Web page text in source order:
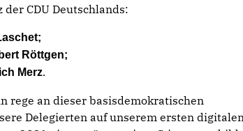
CDU Deutschlands:
Röttgen;
Merz.
rege an dieser basisdemokratischen
Delegierten auf unserem ersten